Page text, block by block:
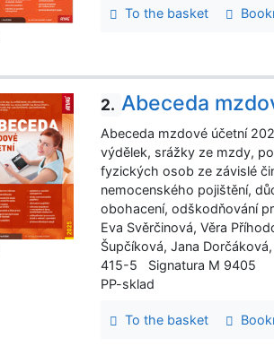
To the basket
2. Abeceda
Abeceda mzdové účetní
výdělek, srážky ze mzdy,
fyzických osob ze závislé
nemocenského pojištění,
obohacení, odškodňování
Eva Svěrčinová, Věra
Šupčíková, Jana
415-5 Signatura M 9405
PP-sklad
To the basket